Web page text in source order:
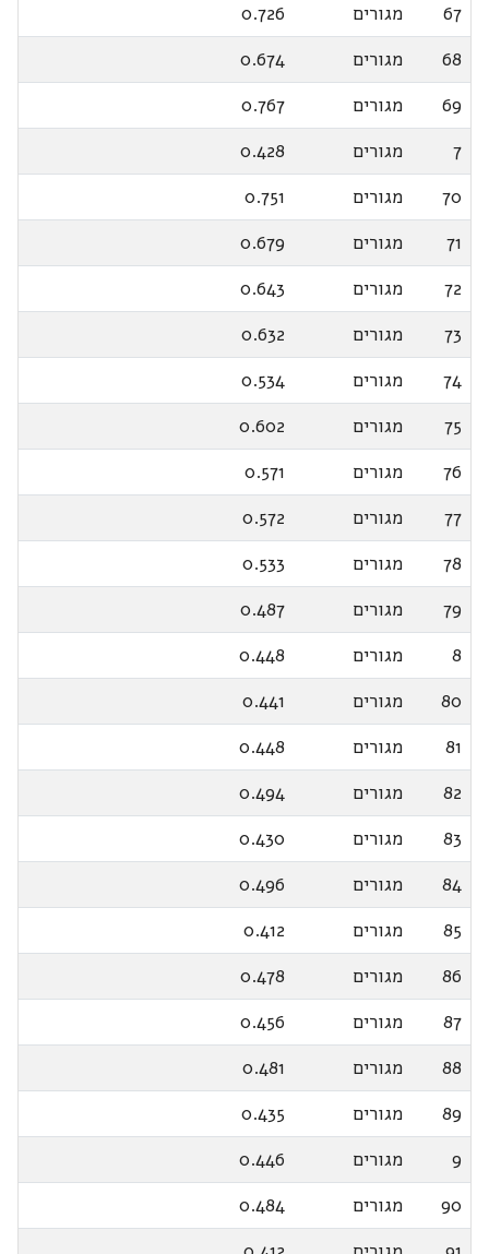
67
מגורים
0.726
68
מגורים
0.674
69
מגורים
0.767
7
מגורים
0.428
70
מגורים
0.751
71
מגורים
0.679
72
מגורים
0.643
73
מגורים
0.632
74
מגורים
0.534
75
מגורים
0.602
76
מגורים
0.571
77
מגורים
0.572
78
מגורים
0.533
79
מגורים
0.487
8
מגורים
0.448
80
מגורים
0.441
81
מגורים
0.448
82
מגורים
0.494
83
מגורים
0.430
84
מגורים
0.496
85
מגורים
0.412
86
מגורים
0.478
87
מגורים
0.456
88
מגורים
0.481
89
מגורים
0.435
9
מגורים
0.446
90
מגורים
0.484